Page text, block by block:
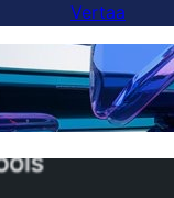
Vertaa
Lopulta parempi Weglot-
voit vaihtaa 5 minuutissa